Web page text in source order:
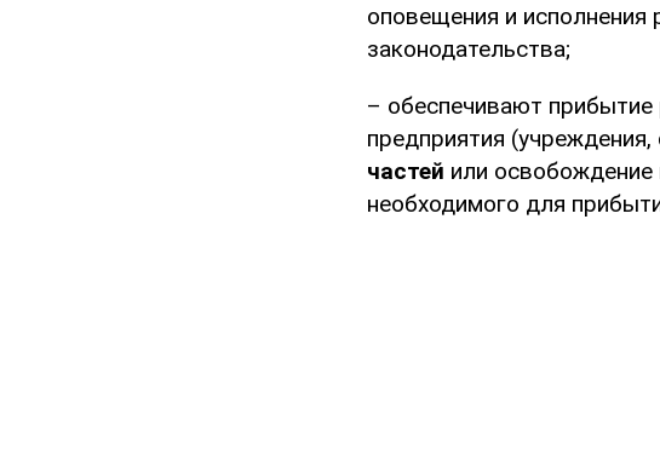
оповещения и исполнения
законодательства;
– обеспечивают прибытие
предприятия (учреждения,
частей или освобождение
необходимого для